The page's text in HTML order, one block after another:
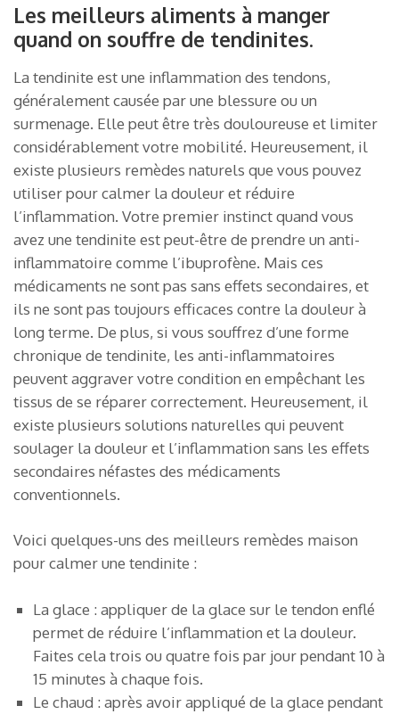
Les meilleurs aliments à manger
quand on souffre de tendinites.
La tendinite est une inflammation des tendons,
généralement causée par une blessure ou un
surmenage. Elle peut être très douloureuse et limiter
considérablement votre mobilité. Heureusement, il
existe plusieurs remèdes naturels que vous pouvez
utiliser pour calmer la douleur et réduire
l’inflammation. Votre premier instinct quand vous
avez une tendinite est peut-être de prendre un anti-
inflammatoire comme l’ibuprofène. Mais ces
médicaments ne sont pas sans effets secondaires, et
ils ne sont pas toujours efficaces contre la douleur à
long terme. De plus, si vous souffrez d’une forme
chronique de tendinite, les anti-inflammatoires
peuvent aggraver votre condition en empêchant les
tissus de se réparer correctement. Heureusement, il
existe plusieurs solutions naturelles qui peuvent
soulager la douleur et l’inflammation sans les effets
secondaires néfastes des médicaments
conventionnels.
Voici quelques-uns des meilleurs remèdes maison
pour calmer une tendinite :
La glace : appliquer de la glace sur le tendon enflé
permet de réduire l’inflammation et la douleur.
Faites cela trois ou quatre fois par jour pendant 10 à
15 minutes à chaque fois.
Le chaud : après avoir appliqué de la glace pendant